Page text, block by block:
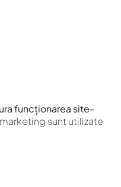
funcționarea site-
sunt utilizate